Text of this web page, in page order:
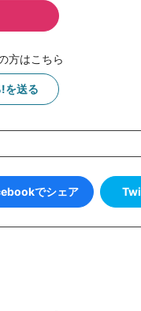
方はこちら
を送る
でシェア